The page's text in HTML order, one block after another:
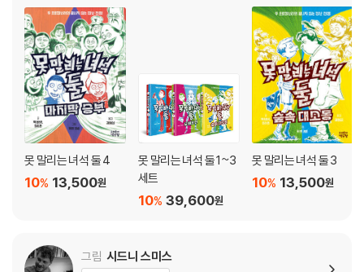
못 말리는 녀석 둘 4
13,500원
10%
못 말리는 녀석 둘 1~3
세트
39,600원
10%
못 말리는 녀석 둘 3
13,500원
10%
그림 시드니 스미스